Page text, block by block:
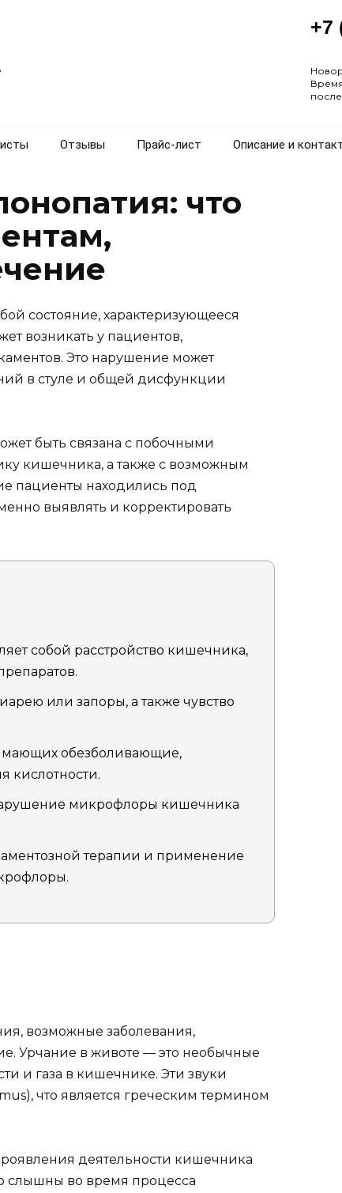
+7
Отзывы Прайс-лист Описание и
что
состояние, характеризующееся
возникать у пациентов,
Это нарушение может
в стуле и общей дисфункции
быть связана с побочными
кишечника, а также с возможным
пациенты находились под
выявлять и корректировать
собой расстройство кишечника,
или запоры, а также чувство
обезболивающие,
кислотности.
микрофлоры кишечника
терапии и применение
возможные заболевания,
Урчание в животе — это необычные
и газа в кишечнике. Эти звуки
что является греческим термином
деятельности кишечника
слышны во время процесса